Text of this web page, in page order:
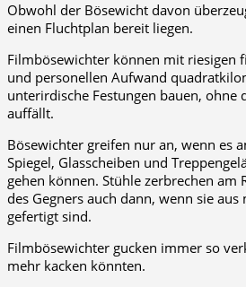
Obwohl der Bösewicht davon
einen Fluchtplan bereit liegen.
Filmbösewichter können mit riesigen
und personellen Aufwand
unterirdische Festungen bauen, ohne
auffällt.
Bösewichter greifen nur an, wenn es
Spiegel, Glasscheiben und
gehen können. Stühle zerbrechen am
des Gegners auch dann, wenn sie aus
gefertigt sind.
Filmbösewichter gucken immer so
mehr kacken könnten.